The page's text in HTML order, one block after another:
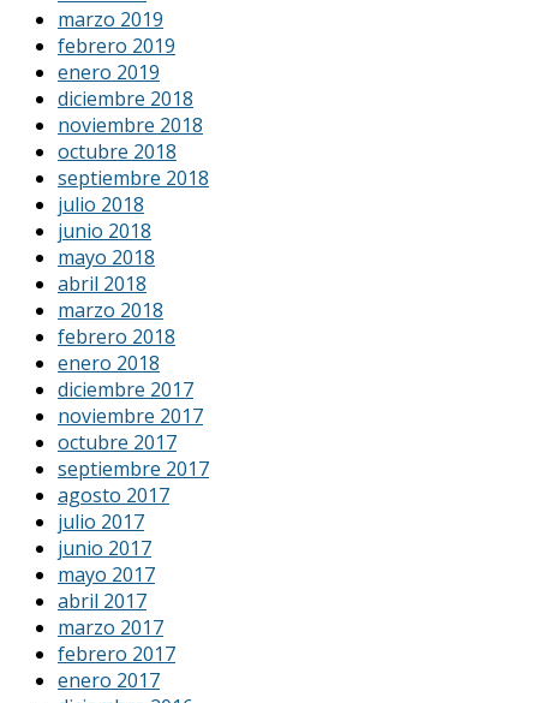
marzo 2019
febrero 2019
enero 2019
diciembre 2018
noviembre 2018
octubre 2018
septiembre 2018
julio 2018
junio 2018
mayo 2018
abril 2018
marzo 2018
febrero 2018
enero 2018
diciembre 2017
noviembre 2017
octubre 2017
septiembre 2017
agosto 2017
julio 2017
junio 2017
mayo 2017
abril 2017
marzo 2017
febrero 2017
enero 2017